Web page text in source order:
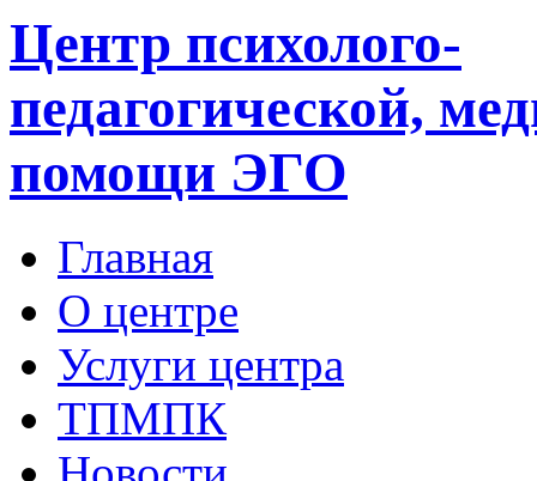
Центр психолого-
педагогической,
помощи ЭГО
Главная
О центре
Услуги центра
ТПМПК